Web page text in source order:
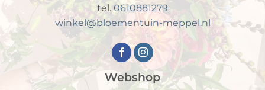
tel. 0610881279
winkel@bloementuin-meppel.nl
Webshop